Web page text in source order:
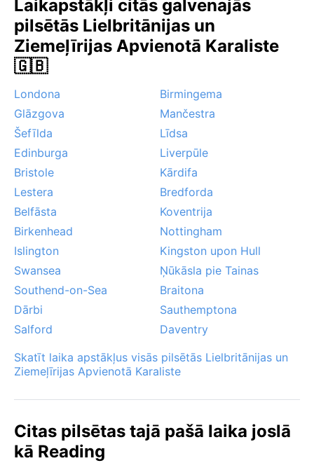
valda mierīgs, neparedzams okeānisks ritējums, kas
lieliski piemērots nesteidzīgām pastaigām gar Temzu.
Laikapstākļi citās galvenajās
pilsētās Lielbritānijas un
Ziemeļīrijas Apvienotā Karaliste
🇬🇧
Londona
Birmingema
Glāzgova
Mančestra
Šefīlda
Līdsa
Edinburga
Liverpūle
Bristole
Kārdifa
Lestera
Bredforda
Belfāsta
Koventrija
Birkenhead
Nottingham
Islington
Kingston upon Hull
Swansea
Ņūkāsla pie Tainas
Southend-on-Sea
Braitona
Dārbi
Sauthemptona
Salford
Daventry
Skatīt laika apstākļus visās pilsētās Lielbritānijas un
Ziemeļīrijas Apvienotā Karaliste
Citas pilsētas tajā pašā laika joslā
kā Reading